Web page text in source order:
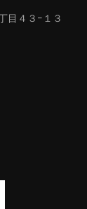
目４３−１３